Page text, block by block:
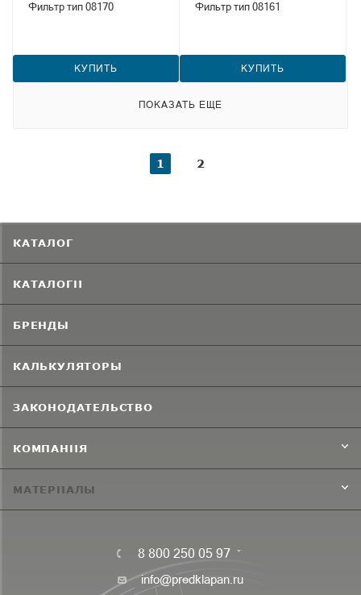
Фильтр тип 08170
КУПИТЬ
Фильтр тип 08161
КУПИТЬ
ПОКАЗАТЬ ЕЩЕ
1 2
КАТАЛОГ
КАТАЛОГИ
БРЕНДЫ
КАЛЬКУЛЯТОРЫ
ЗАКОНОДАТЕЛЬСТВО
КОМПАНИЯ
МАТЕРИАЛЫ
8 800 250 05 97
info@predklapan.ru